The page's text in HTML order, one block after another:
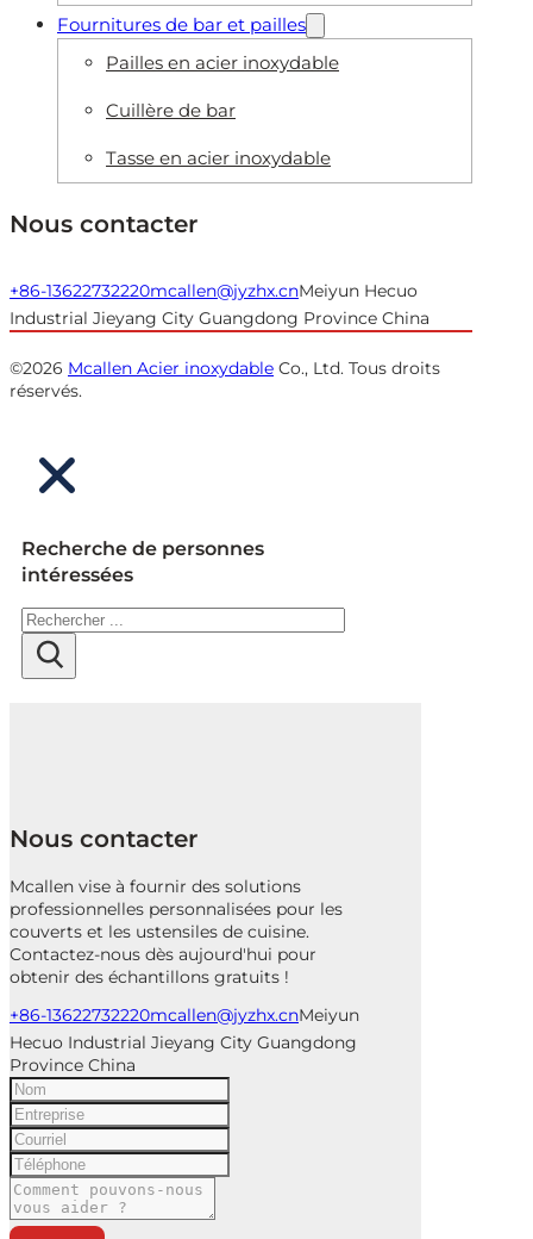
Fournitures de bar et pailles
Pailles en acier inoxydable
Cuillère de bar
Tasse en acier inoxydable
Nous contacter
+86-13622732220mcallen@jyzhx.cnMeiyun Hecuo
Industrial Jieyang City Guangdong Province China
©2026 Mcallen Acier inoxydable Co., Ltd. Tous droits
réservés.
Recherche de personnes
intéressées
Rechercher
Nous contacter
Mcallen vise à fournir des solutions
professionnelles personnalisées pour les
couverts et les ustensiles de cuisine.
Contactez-nous dès aujourd'hui pour
obtenir des échantillons gratuits !
+86-13622732220mcallen@jyzhx.cnMeiyun
Hecuo Industrial Jieyang City Guangdong
Province China